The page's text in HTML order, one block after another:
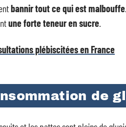
bannir tout ce qui est malbouffe
une forte teneur en sucre.
plébiscitées en France
de